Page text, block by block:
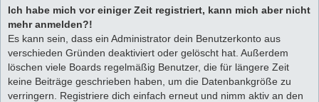
Ich habe mich vor einiger Zeit registriert, kann mich aber nicht
mehr anmelden?!
Es kann sein, dass ein Administrator dein Benutzerkonto aus
verschieden Gründen deaktiviert oder gelöscht hat. Außerdem
löschen viele Boards regelmäßig Benutzer, die für längere Zeit
keine Beiträge geschrieben haben, um die Datenbankgröße zu
verringern. Registriere dich einfach erneut und nimm aktiv an den